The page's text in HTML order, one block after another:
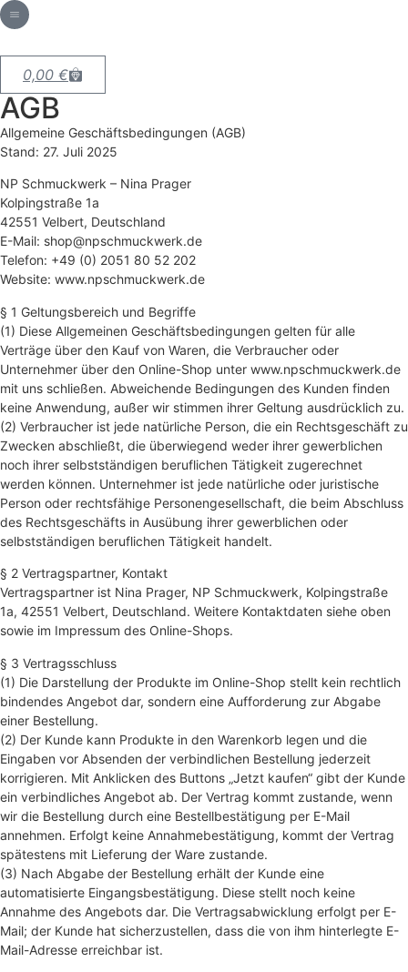
0,00 €
AGB
Allgemeine Geschäftsbedingungen (AGB)
Stand: 27. Juli 2025
NP Schmuckwerk – Nina Prager
Kolpingstraße 1a
42551 Velbert, Deutschland
E-Mail: shop@npschmuckwerk.de
Telefon: +49 (0) 2051 80 52 202
Website: www.npschmuckwerk.de
§ 1 Geltungsbereich und Begriffe
(1) Diese Allgemeinen Geschäftsbedingungen gelten für alle
Verträge über den Kauf von Waren, die Verbraucher oder
Unternehmer über den Online-Shop unter www.npschmuckwerk.de
mit uns schließen. Abweichende Bedingungen des Kunden finden
keine Anwendung, außer wir stimmen ihrer Geltung ausdrücklich zu.
(2) Verbraucher ist jede natürliche Person, die ein Rechtsgeschäft zu
Zwecken abschließt, die überwiegend weder ihrer gewerblichen
noch ihrer selbstständigen beruflichen Tätigkeit zugerechnet
werden können. Unternehmer ist jede natürliche oder juristische
Person oder rechtsfähige Personengesellschaft, die beim Abschluss
des Rechtsgeschäfts in Ausübung ihrer gewerblichen oder
selbstständigen beruflichen Tätigkeit handelt.
§ 2 Vertragspartner, Kontakt
Vertragspartner ist Nina Prager, NP Schmuckwerk, Kolpingstraße
1a, 42551 Velbert, Deutschland. Weitere Kontaktdaten siehe oben
sowie im Impressum des Online-Shops.
§ 3 Vertragsschluss
(1) Die Darstellung der Produkte im Online-Shop stellt kein rechtlich
bindendes Angebot dar, sondern eine Aufforderung zur Abgabe
einer Bestellung.
(2) Der Kunde kann Produkte in den Warenkorb legen und die
Eingaben vor Absenden der verbindlichen Bestellung jederzeit
korrigieren. Mit Anklicken des Buttons „Jetzt kaufen“ gibt der Kunde
ein verbindliches Angebot ab. Der Vertrag kommt zustande, wenn
wir die Bestellung durch eine Bestellbestätigung per E-Mail
annehmen. Erfolgt keine Annahmebestätigung, kommt der Vertrag
spätestens mit Lieferung der Ware zustande.
(3) Nach Abgabe der Bestellung erhält der Kunde eine
automatisierte Eingangsbestätigung. Diese stellt noch keine
Annahme des Angebots dar. Die Vertragsabwicklung erfolgt per E-
Mail; der Kunde hat sicherzustellen, dass die von ihm hinterlegte E-
Mail-Adresse erreichbar ist.